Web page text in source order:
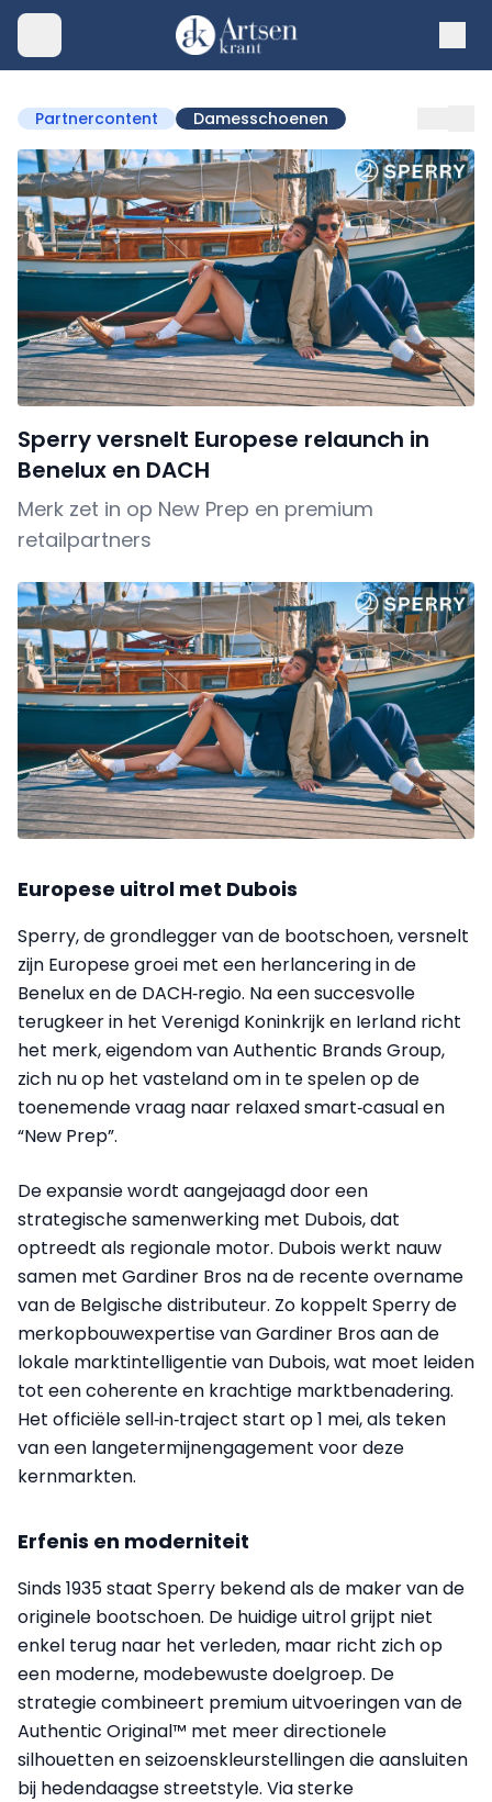
Partnercontent Damesschoenen
Sperry versnelt Europese relaunch in
Benelux en DACH
Merk zet in op New Prep en premium
retailpartners
Europese uitrol met Dubois
Sperry, de grondlegger van de bootschoen, versnelt
zijn Europese groei met een herlancering in de
Benelux en de DACH‑regio. Na een succesvolle
terugkeer in het Verenigd Koninkrijk en Ierland richt
het merk, eigendom van Authentic Brands Group,
zich nu op het vasteland om in te spelen op de
toenemende vraag naar relaxed smart‑casual en
“New Prep”.
De expansie wordt aangejaagd door een
strategische samenwerking met Dubois, dat
optreedt als regionale motor. Dubois werkt nauw
samen met Gardiner Bros na de recente overname
van de Belgische distributeur. Zo koppelt Sperry de
merkopbouwexpertise van Gardiner Bros aan de
lokale marktintelligentie van Dubois, wat moet leiden
tot een coherente en krachtige marktbenadering.
Het officiële sell‑in‑traject start op 1 mei, als teken
van een langetermijnengagement voor deze
kernmarkten.
Erfenis en moderniteit
Sinds 1935 staat Sperry bekend als de maker van de
originele bootschoen. De huidige uitrol grijpt niet
enkel terug naar het verleden, maar richt zich op
een moderne, modebewuste doelgroep. De
strategie combineert premium uitvoeringen van de
Authentic Original™ met meer directionele
silhouetten en seizoenskleurstellingen die aansluiten
bij hedendaagse streetstyle. Via sterke